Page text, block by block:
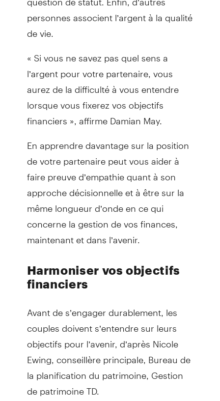
personnes associent l’argent à la qualité
de vie.
« Si vous ne savez pas quel sens a
l’argent pour votre partenaire, vous
aurez de la difficulté à vous entendre
lorsque vous fixerez vos objectifs
financiers », affirme Damian May.
En apprendre davantage sur la position
de votre partenaire peut vous aider à
faire preuve d’empathie quant à son
approche décisionnelle et à être sur la
même longueur d’onde en ce qui
concerne la gestion de vos finances,
maintenant et dans l’avenir.
Harmoniser vos objectifs
financiers
Avant de s’engager durablement, les
couples doivent s’entendre sur leurs
objectifs pour l’avenir, d’après Nicole
Ewing, conseillère principale, Bureau de
la planification du patrimoine, Gestion
de patrimoine TD.